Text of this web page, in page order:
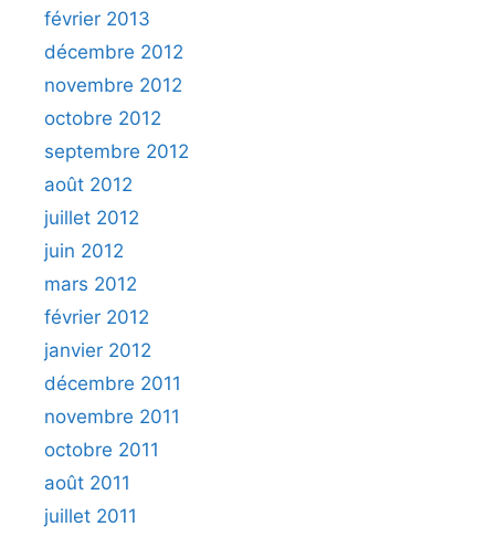
février 2013
décembre 2012
novembre 2012
octobre 2012
septembre 2012
août 2012
juillet 2012
juin 2012
mars 2012
février 2012
janvier 2012
décembre 2011
novembre 2011
octobre 2011
août 2011
juillet 2011